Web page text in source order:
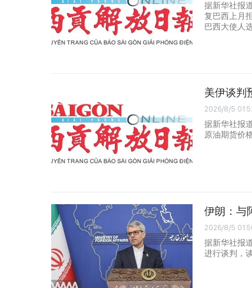
据新华社报
复巴西上月
巴西大使人选
美伊谈判
2026/8/5
据新华社报
原油期货价
伊朗：与
2026/8/5
据新华社报
进行谈判，